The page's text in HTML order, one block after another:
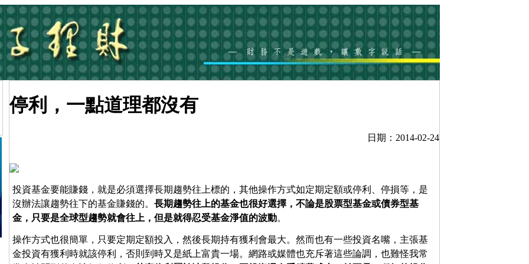
停利，一點道理都沒有
日期：2014-02-24
投資基金要能賺錢，就是必須選擇長期趨勢往上標的，其他操作方式如定期定額或停利、停損等，是
沒辦法讓趨勢往下的基金賺錢的。 長期趨勢往上的基金也很好選擇，不論是股票型基金或債券型基
金，只要是全球型趨勢就會往上，但是就得忍受基金淨值的波動。
操作方式也很簡單，只要定期定額投入，然後長期持有獲利會最大。然而也有一些投資名嘴，主張基
金投資有獲利時就該停利，否則到時又是紙上富貴一場。網路或媒體也充斥著這些論調，也難怪我常